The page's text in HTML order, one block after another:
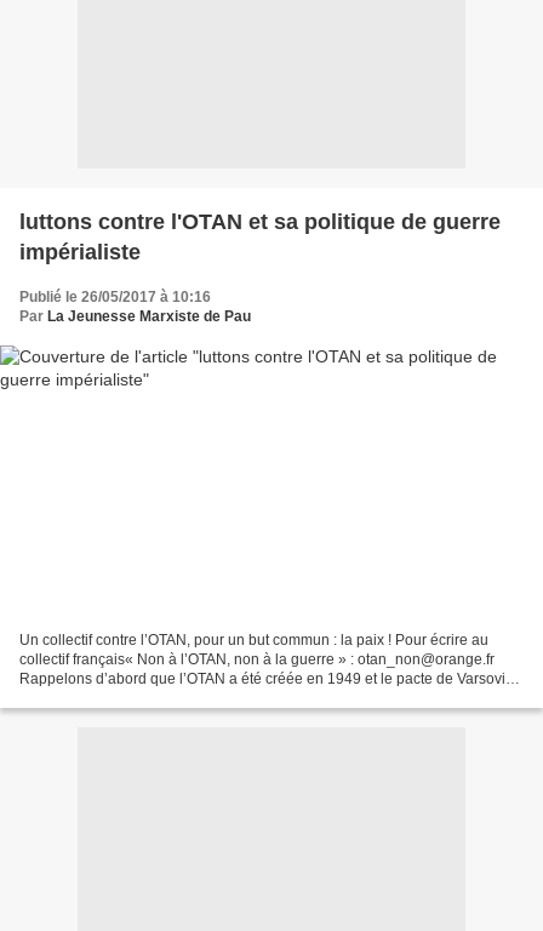
luttons contre l'OTAN et sa politique de guerre
impérialiste
Publié le 26/05/2017 à 10:16
Par La Jeunesse Marxiste de Pau
Un collectif contre l’OTAN, pour un but commun : la paix ! Pour écrire au
collectif français« Non à l’OTAN, non à la guerre » : otan_non@orange.fr
Rappelons d’abord que l’OTAN a été créée en 1949 et le pacte de Varsovie